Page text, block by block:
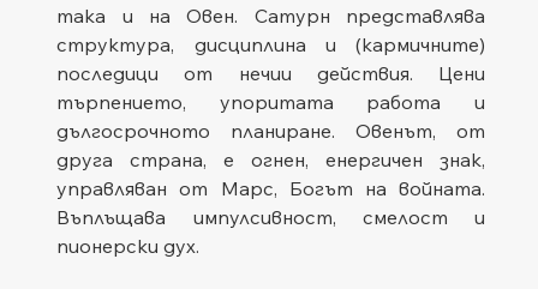
така и на Овен. Сатурн представлява
структура, дисциплина и (кармичните)
последици от нечии действия. Цени
търпението, упоритата работа и
дългосрочното планиране. Овенът, от
друга страна, е огнен, енергичен знак,
управляван от Марс, Богът на войната.
Въплъщава импулсивност, смелост и
пионерски дух.